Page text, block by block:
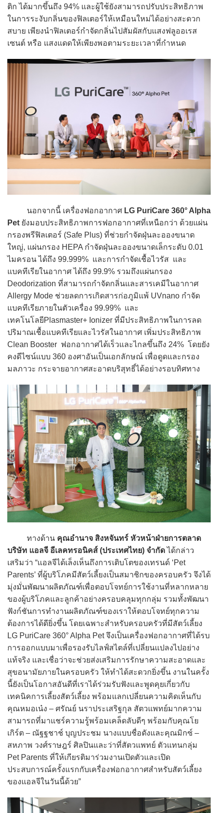
ติก ได้มากขึ้นถึง 94% และผู้ใช้ยังสามารถปรับประสิทธิภาพ
ในการระงับกลิ่นของฟิลเตอร์ให้เหมือนใหม่ได้อย่างสะดวก
สบาย เพียงนำฟิลเตอร์กำจัดกลิ่นไปสัมผัสกับแสงฟลูออเรส
เซนต์ หรือ แสงแดดให้เพียงพอตามระยะเวลาที่กำหนด
นอกจากนี้ เครื่องฟอกอากาศ LG PuriCare 360° Alpha
Pet ยังมอบประสิทธิภาพการฟอกอากาศที่เหนือกว่า ด้วยแผ่น
กรองพรีฟิลเตอร์ (Safe Plus) ที่ช่วยกำจัดฝุ่นละอองขนาด
ใหญ่, แผ่นกรอง HEPA กำจัดฝุ่นละอองขนาดเล็กระดับ 0.01
ไมครอน ได้ถึง 99.999% และการกำจัดเชื้อไวรัส และ
แบคทีเรียในอากาศ ได้ถึง 99.9% รวมถึงแผ่นกรอง
Deodorization ที่สามารถกำจัดกลิ่นและสารเคมีในอากาศ
Allergy Mode ช่วยลดการเกิดสารก่อภูมิแพ้ UVnano กำจัด
แบคทีเรียภายในตัวเครื่อง 99.99% และ
เทคโนโลยีPlasmaster+ Ionizer ที่มีประสิทธิภาพในการลด
ปริมาณเชื้อแบคทีเรียและไวรัสในอากาศ เพิ่มประสิทธิภาพ
Clean Booster ฟอกอากาศได้เร็วและไกลขึ้นถึง 24% โดยยัง
คงดีไซน์แบบ 360 องศาอันเป็นเอกลักษณ์ เพื่อดูดและกรอง
มลภาวะ กระจายอากาศสะอาดบริสุทธิ์ได้อย่างรอบทิศทาง
ทางด้าน คุณอำนาจ สิงหจันทร์ หัวหน้าฝ่ายการตลาด
บริษัท แอลจี อีเลคทรอนิคส์ (ประเทศไทย) จำกัดได้กล่าว
เสริมว่า “แอลจีได้เล็งเห็นถึงการเติบโตของเทรนด์ ‘Pet
Parents’ ที่ผู้บริโภคมีสัตว์เลี้ยงเป็นสมาชิกของครอบครัว จึงได้
มุ่งมั่นพัฒนาผลิตภัณฑ์เพื่อตอบโจทย์การใช้งานที่หลากหลาย
ของผู้บริโภคและลูกค้าอย่างครอบคลุมทุกกลุ่ม รวมทั้งพัฒนา
ฟังก์ชันการทำงานผลิตภัณฑ์ของเราให้ตอบโจทย์ทุกความ
ต้องการได้ดียิ่งขึ้น โดยเฉพาะสำหรับครอบครัวที่มีสัตว์เลี้ยง
LG PuriCare 360° Alpha Pet จึงเป็นเครื่องฟอกอากาศที่ได้รบ
การออกแบบมาเพื่อรองรับไลฟ์สไตล์ที่เปลี่ยนแปลงไปอย่าง
แท้จริง และเชื่อว่าจะช่วยส่งเสริมการรักษาความสะอาดและ
สุขอนามัยภายในครอบครัว ให้ทำได้สะดวกยิ่งขึ้น งานในครั้ง
นี้ยังเป็นโอกาสอันดีที่เราได้ร่วมรับฟังและพูดคุยเกี่ยวกับ
เทคนิคการเลี้ยงสัตว์เลี้ยง พร้อมแลกเปลี่ยนความคิดเห็นกับ
คุณหมอเน๋ง – ศรัณย์ นราประเสริฐกุล สัตวแพทย์มากความ
สามารถที่มาแชร์ความรู้พร้อมเคล็ดลับดีๆ พร้อมกับคุณโย
เกิร์ต – ณัฐฐชาช์ บุญประชม นางแบบชื่อดังและคุณมิกซ์ –
สหภาพ วงศ์ราษฎร์ ศิลปินและว่าที่สัตวแพทย์ ตัวแทนกลุ่ม
Pet Parents ที่ให้เกียรติมาร่วมงานเปิดตัวและเปิด
ประสบการณ์ครั้งแรกกับเครื่องฟอกอากาศสำหรับสัตว์เลี้ยง
ของแอลจีในวันนี้ด้วย”